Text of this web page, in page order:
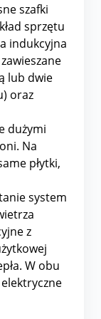
szafki
sprzętu
indukcyjna
lub dwie
oraz
dużymi
Na
płytki,
system
z
W obu